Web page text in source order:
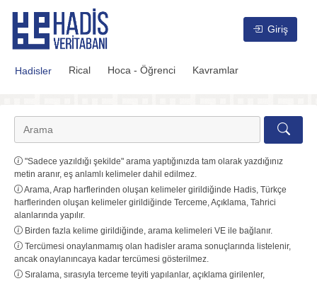
Hadis Veritabanı
Hadisler Rical Hoca - Öğrenci Kavramlar
Giriş
"Sadece yazıldığı şekilde" arama yaptığınızda tam olarak yazdığınız
metin aranır, eş anlamlı kelimeler dahil edilmez.
Arama, Arap harflerinden oluşan kelimeler girildiğinde Hadis, Türkçe
harflerinden oluşan kelimeler girildiğinde Terceme, Açıklama, Tahrici
alanlarında yapılır.
Birden fazla kelime girildiğinde, arama kelimeleri VE ile bağlanır.
Tercümesi onaylanmamış olan hadisler arama sonuçlarında listelenir,
ancak onaylanıncaya kadar tercümesi gösterilmez.
Sıralama, sırasıyla terceme teyiti yapılanlar, açıklama girilenler,